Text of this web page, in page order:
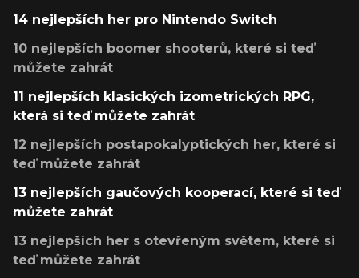
14 nejlepších her pro Nintendo Switch
10 nejlepších boomer shooterů, které si teď
můžete zahrát
11 nejlepších klasických izometrických RPG,
která si teď můžete zahrát
12 nejlepších postapokalyptických her, které si
teď můžete zahrát
13 nejlepších gaučových kooperací, které si teď
můžete zahrát
13 nejlepších her s otevřeným světem, které si
teď můžete zahrát